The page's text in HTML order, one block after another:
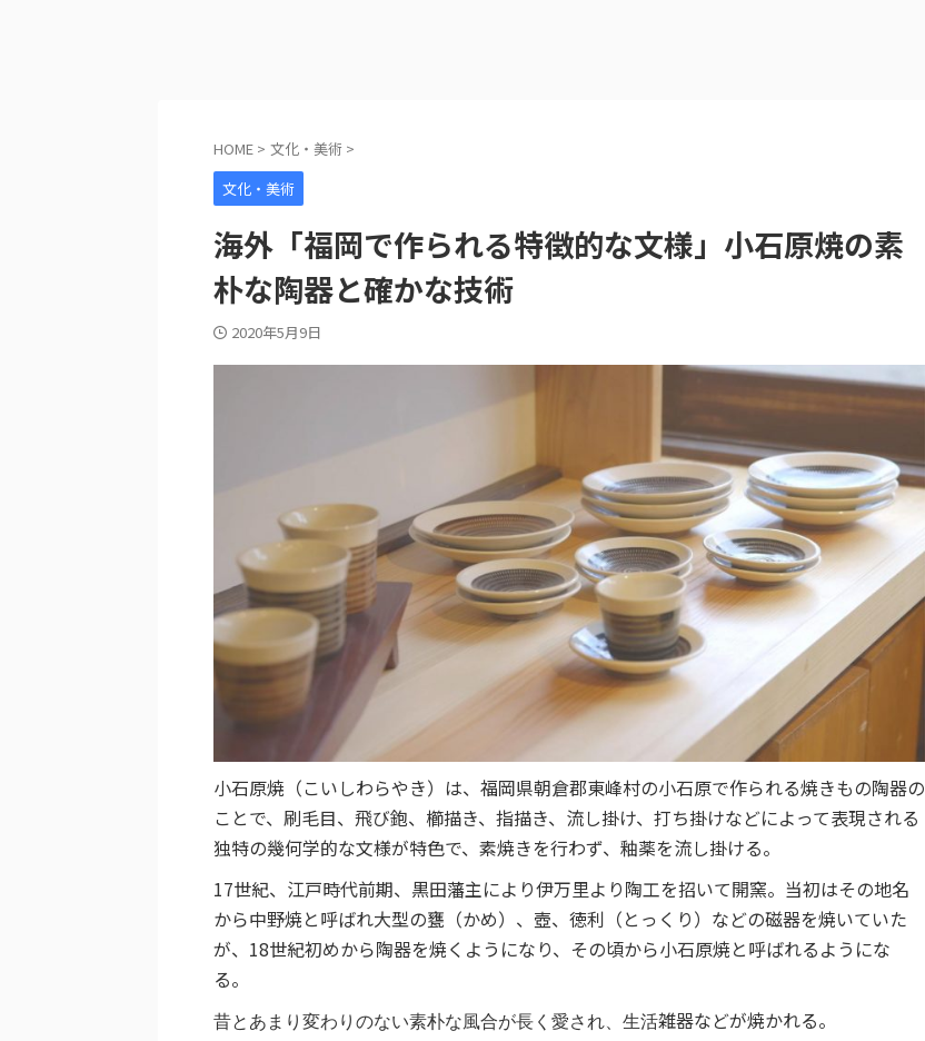
HOME > 文化・美術 >
文化・美術
海外「福岡で作られる特徴的な文様」小石原焼の素
朴な陶器と確かな技術
2020年5月9日
小石原焼（こいしわらやき）は、福岡県朝倉郡東峰村の小石原で作られる焼きもの陶器の
ことで、刷毛目、飛び鉋、櫛描き、指描き、流し掛け、打ち掛けなどによって表現される
独特の幾何学的な文様が特色で、素焼きを行わず、釉薬を流し掛ける。
17世紀、江戸時代前期、黒田藩主により伊万里より陶工を招いて開窯。当初はその地名
から中野焼と呼ばれ大型の甕（かめ）、壺、徳利（とっくり）などの磁器を焼いていた
が、18世紀初めから陶器を焼くようになり、その頃から小石原焼と呼ばれるようにな
る。
昔とあまり変わりのない素朴な風合が長く愛され、生活雑器などが焼かれる。